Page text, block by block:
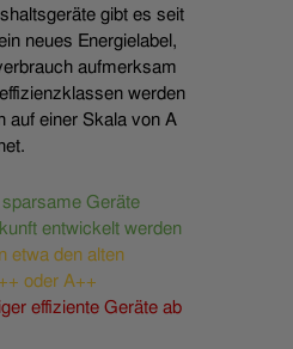
gibt es seit
neues Energielabel,
aufmerksam
werden
auf einer Skala von A
Geräte
entwickelt werden
etwa den alten
oder A++
effiziente Geräte ab